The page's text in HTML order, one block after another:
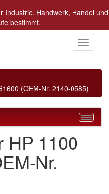
Industrie, Handwerk, Handel und
bestimmt.
zzgl. MwSt.
Toggle
(OEM-Nr. 2140-0585)
HP 1100
Nr.